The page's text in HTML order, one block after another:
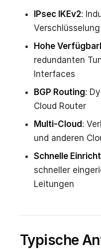
IPsec IKEv2:
Hohe
redundanten
Interfaces
BGP Routing:
Cloud Router
Multi-Cloud:
und anderen
Schnelle
schneller
Leitungen
Typische